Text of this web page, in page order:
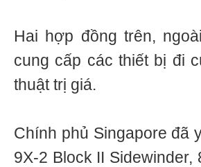
Hai hợp đồng trên,
cung cấp các thiết bị đi
thuật trị giá.
Chính phủ Singapore đã
9X-2 Block II